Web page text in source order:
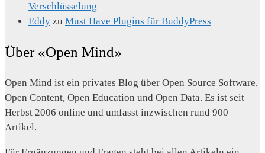
Verschlüsselung
Eddy zu Must Have Plugins für BuddyPress
Über «Open Mind»
Open Mind ist ein privates Blog über Open Source Software,
Open Content, Open Education und Open Data. Es ist seit
Herbst 2006 online und umfasst inzwischen rund 900
Artikel.